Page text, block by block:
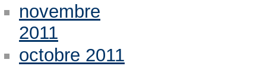
novembre
2011
octobre 2011